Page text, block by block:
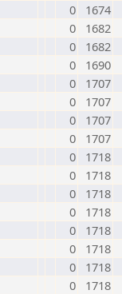
0
1674
0
1682
0
1682
0
1690
0
1707
0
1707
0
1707
0
1707
0
1718
0
1718
0
1718
0
1718
0
1718
0
1718
0
1718
0
1718